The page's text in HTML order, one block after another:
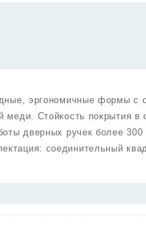
эргономичные формы c
меди. Стойкость
дверных ручек более
соединительный